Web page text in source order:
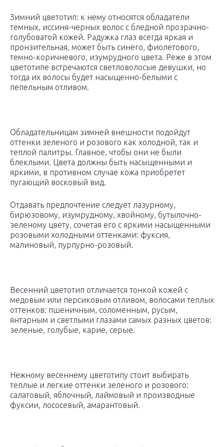
Зимний цветотип: к нему относятся обладатели
темных, иссиня-черных волос с бледной прозрачно-
голубоватой кожей. Радужка глаз всегда яркая и
пронзительная, может быть синего, фиолетового,
темно-коричневого, изумрудного цвета. Реже в этом
цветотипе встречаются светловолосые девушки, но
тогда их волосы будет насыщенно-белыми с
пепельным отливом.
Обладательницам зимней внешности подойдут
оттенки зеленого и розового как холодной, так и
теплой палитры. Главное, чтобы они не были
блеклыми. Цвета должны быть насыщенными и
яркими, в противном случае кожа приобретет
пугающий восковый вид.
Отдавать предпочтение следует лазурному,
бирюзовому, изумрудному, хвойному, бутылочно-
зеленому цвету, сочетая его с яркими насыщенными
розовыми холодными оттенками: фуксия,
малиновый, пурпурно-розовый.
Весенний цветотип отличается тонкой кожей с
медовым или персиковым отливом, волосами теплых
оттенков: пшеничным, соломенным, русым,
янтарным и светлыми глазами самых разных цветов:
зеленые, голубые, карие, серые.
Нежному весеннему цветотипу стоит выбирать
теплые и легкие оттенки зеленого и розового:
салатовый, яблочный, лаймовый и производные
фуксии, лососевый, амарантовый.